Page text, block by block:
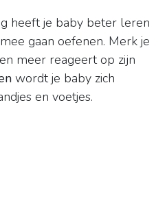
heeft je baby beter leren
gaan oefenen. Merk je
meer reageert op zijn
wordt je baby zich
en voetjes.